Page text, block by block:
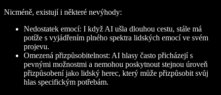
Nicméně, existují i některé nevýhody:
Nedostatek emocí: I když AI ušla dlouhou cestu, stále má
potíže s vyjádřením plného spektra lidských emocí ve svém
projevu.
Omezená přizpůsobitelnost: AI hlasy často přicházejí s
pevnými možnostmi a nemohou poskytnout stejnou úroveň
přizpůsobení jako lidský herec, který může přizpůsobit svůj
hlas specifickým potřebám.